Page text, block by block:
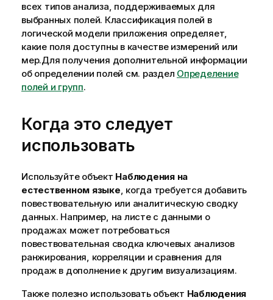
всех типов анализа, поддерживаемых для
выбранных полей. Классификация полей в
логической модели приложения определяет,
какие поля доступны в качестве измерений или
мер.Для получения дополнительной информации
об определении полей см. раздел Определение
полей и групп.
Когда это следует
использовать
Используйте объект Наблюдения на
естественном языке , когда требуется добавить
повествовательную или аналитическую сводку
данных. Например, на листе с данными о
продажах может потребоваться
повествовательная сводка ключевых анализов
ранжирования, корреляции и сравнения для
продаж в дополнение к другим визуализациям.
Также полезно использовать объект Наблюдения